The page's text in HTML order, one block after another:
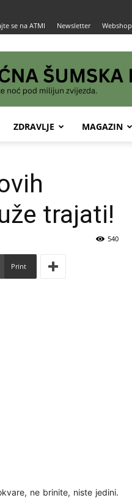
se na ATMI Newsletter Webshop
ZDRAVLJE MAGAZIN
trajati!
540
Print
ne brinite, niste jedini.